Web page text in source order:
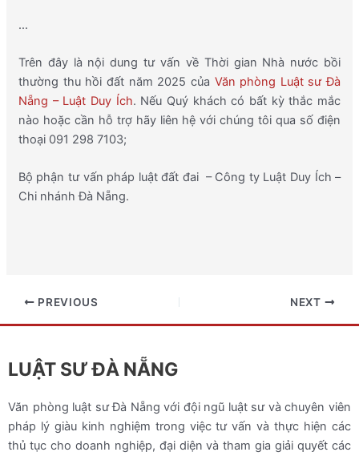
…
Trên đây là nội dung tư vấn về Thời gian Nhà nước bồi
thường thu hồi đất năm 2025 của Văn phòng Luật sư Đà
Nẵng – Luật Duy Ích. Nếu Quý khách có bất kỳ thắc mắc
nào hoặc cần hỗ trợ hãy liên hệ với chúng tôi qua số điện
thoại 091 298 7103;
Bộ phận tư vấn pháp luật đất đai – Công ty Luật Duy Ích –
Chi nhánh Đà Nẵng.
PREVIOUS NEXT
LUẬT SƯ ĐÀ NẴNG
Văn phòng luật sư Đà Nẵng với đội ngũ luật sư và chuyên viên
pháp lý giàu kinh nghiệm trong việc tư vấn và thực hiện các
thủ tục cho doanh nghiệp, đại diện và tham gia giải quyết các